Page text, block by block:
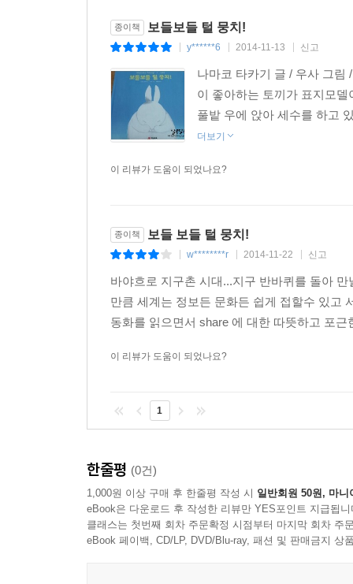
종이책 보들보들 털 뭉치!
y******6 2014-11-13 신고
나마코 타카기 글 / 우사 그림
이 좋아하는 토끼가 표지모
풀밭 우에 앉아 세수를 하고
더보기
이 리뷰가 도움이 되었나요?
종이책 보들 보들 털 뭉치!
w********r 2014-11-22 신고
바야흐로 지구촌 시대...지구 반바퀴를 돌아
만큼 세계는 정보든 문화든 쉽게 접할수 있고
동화를 읽으면서 share 에 대한 따뜻하고 포
이 리뷰가 도움이 되었나요?
1
한줄평 (0건)
1,000원 이상 구매 후 한줄평 작성 시 일반회원 50원, 마니
eBook은 다운로드 후 작성한 리뷰만 YES포인트 지급됩니
클래스는 첫번째 회차 주문확정 시점부터 마지막 회차 주
eBook 페이백, CD/LP, DVD/Blu-ray, 패션 및 판매금지 상